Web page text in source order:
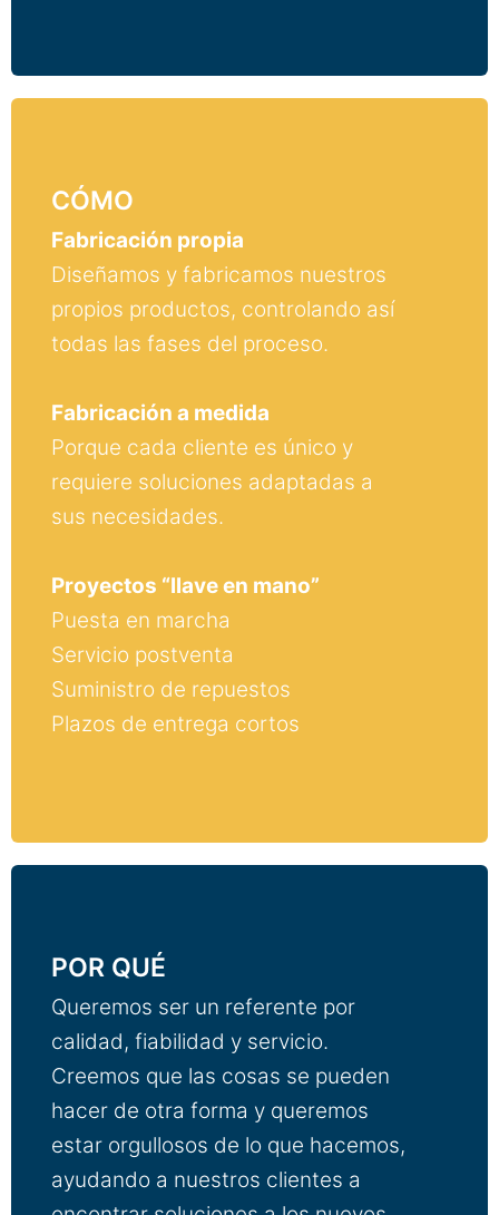
CÓMO
Fabricación propia
Diseñamos y fabricamos nuestros
propios productos, controlando así
todas las fases del proceso.
Fabricación a medida
Porque cada cliente es único y
requiere soluciones adaptadas a
sus necesidades.
Proyectos “llave en mano”
Puesta en marcha
Servicio postventa
Suministro de repuestos
Plazos de entrega cortos
POR QUÉ
Queremos ser un referente por
calidad, fiabilidad y servicio.
Creemos que las cosas se pueden
hacer de otra forma y queremos
estar orgullosos de lo que hacemos,
ayudando a nuestros clientes a